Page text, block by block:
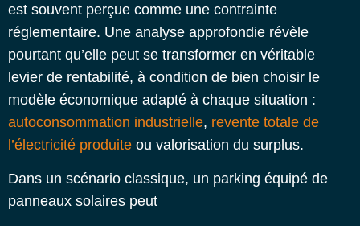
est souvent perçue comme une contrainte
réglementaire. Une analyse approfondie révèle
pourtant qu’elle peut se transformer en véritable
levier de rentabilité, à condition de bien choisir le
modèle économique adapté à chaque situation :
autoconsommation industrielle, revente totale de
l’électricité produite ou valorisation du surplus.
Dans un scénario classique, un parking équipé de
panneaux solaires peut